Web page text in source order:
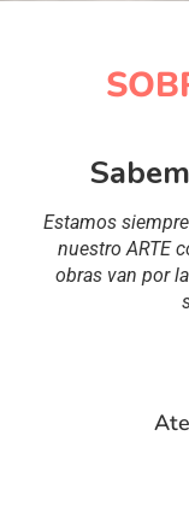
Estamos
nuestro ARTE
obras van por